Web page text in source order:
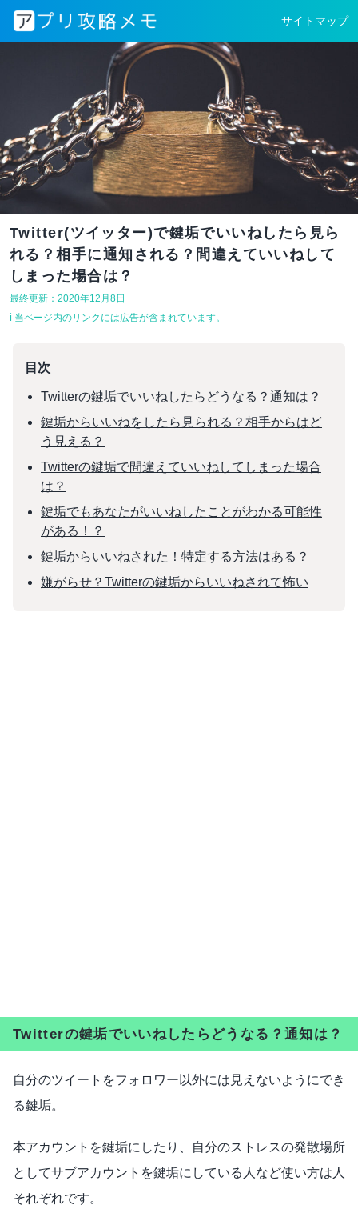
サイトマップ
Twitter(ツイッター)で鍵垢でいいねしたら見ら
れる？相手に通知される？間違えていいねして
しまった場合は？
最終更新：2020年12月8日
ℹ︎ 当ページ内のリンクには広告が含まれています。
目次
Twitterの鍵垢でいいねしたらどうなる？通知は？
鍵垢からいいねをしたら見られる？相手からはど
う見える？
Twitterの鍵垢で間違えていいねしてしまった場合
は？
鍵垢でもあなたがいいねしたことがわかる可能性
がある！？
鍵垢からいいねされた！特定する方法はある？
嫌がらせ？Twitterの鍵垢からいいねされて怖い
Twitterの鍵垢でいいねしたらどうなる？通知は？
自分のツイートをフォロワー以外には見えないようにでき
る鍵垢。
本アカウントを鍵垢にしたり、自分のストレスの発散場所
としてサブアカウントを鍵垢にしている人など使い方は人
それぞれです。